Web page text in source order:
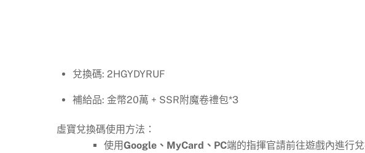
兌換碼: ​2HGYDYRUF
補給品: 金幣20萬 + SSR附魔卷禮包*3
虛寶兌換碼使用方法：
使用Google、MyCard、PC端的指揮官請前往遊戲內進行